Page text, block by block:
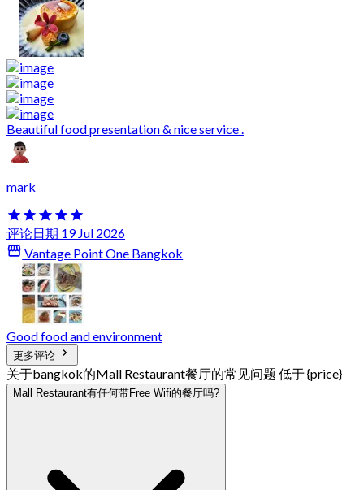
Beautiful food presentation & nice service .
mark
评论日期 19 Jul 2026
Vantage Point One Bangkok
Good food and environment
更多评论
关于bangkok的Mall Restaurant餐厅的常见问题 低于 {price}
Mall Restaurant有任何带Free Wifi的餐厅吗?